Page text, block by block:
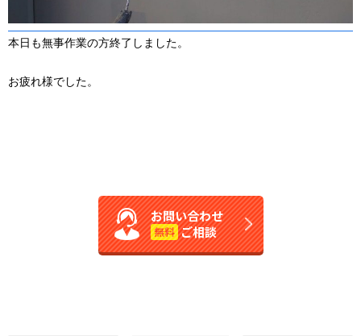
本日も無事作業の方終了しました。
お疲れ様でした。
お問い合わせ
無料 ご相談